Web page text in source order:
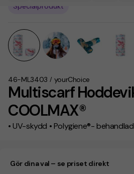
Multiscarf
COOLMAX®
• UV-skydd • Polygiene®- behandlad
46-ML3403 / yourChoice
Specialprodukt
Gör dina val – se priset direkt